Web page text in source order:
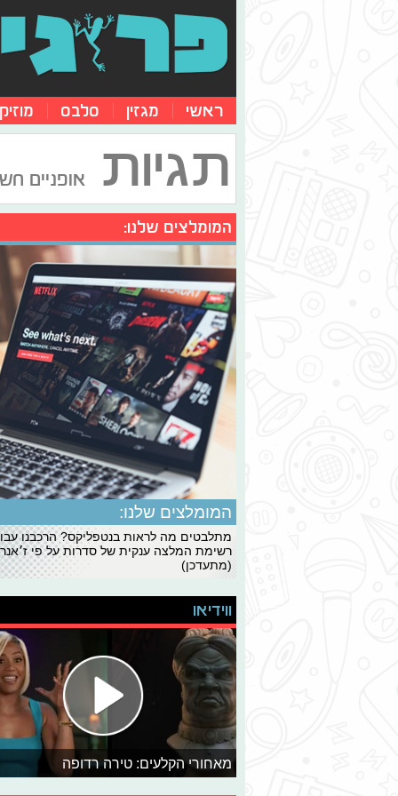
ראשי מגזין סלבס
תגיות אופניים
המומלצים שלנו:
המומלצים שלנו:
מתלבטים מה לראות בנטפליקס? הרכבנו
רשימת המלצה ענקית של סדרות על פי
(מתעדכן)
ווידיאו
מאחורי הקלעים: טירה רדופה